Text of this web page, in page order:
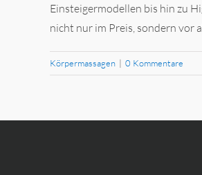
Einsteigermodellen bis hin zu
nicht nur im Preis, sondern vor
Körpermassagen | 0 Kommentare